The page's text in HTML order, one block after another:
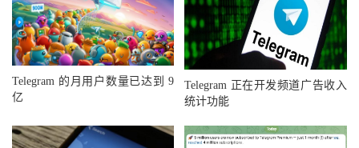
Telegram 的月用户数量已达到 9
亿
Telegram 正在开发频道广告收入
统计功能